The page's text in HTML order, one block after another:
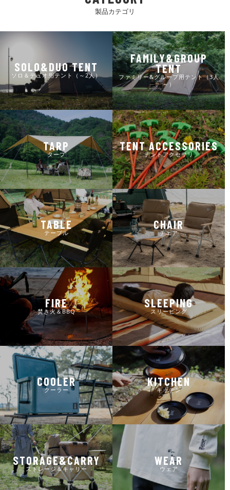
製品カテゴリ
SOLO&DUO TENT
ソロ＆デュオ用テント（～2人）
FAMILY&GROUP
TENT
ファミリー&グループ用テント（3人
～）
TARP
タープ
TENT ACCESSORIES
テントアクセサリ
TABLE
テーブル
CHAIR
チェア
FIRE
焚き火＆BBQ
SLEEPING
スリーピング
COOLER
クーラー
KITCHEN
キッチン
STORAGE&CARRY
ストレージ＆キャリー
WEAR
ウェア